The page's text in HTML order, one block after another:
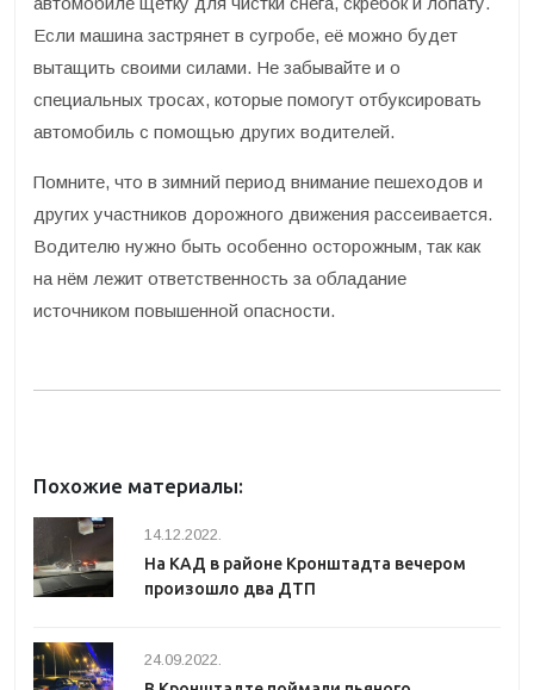
Если машина застрянет в сугробе, её можно будет
вытащить своими силами. Не забывайте и о
специальных тросах, которые помогут отбуксировать
автомобиль с помощью других водителей.
Помните, что в зимний период внимание пешеходов и
других участников дорожного движения рассеивается.
Водителю нужно быть особенно осторожным, так как
на нём лежит ответственность за обладание
источником повышенной опасности.
Похожие материалы:
14.12.2022.
На КАД в районе Кронштадта вечером
произошло два ДТП
24.09.2022.